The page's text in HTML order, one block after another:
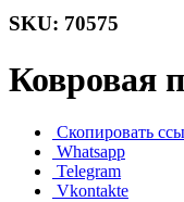
SKU: 70575
Ковровая
Скопировать
Whatsapp
Telegram
Vkontakte